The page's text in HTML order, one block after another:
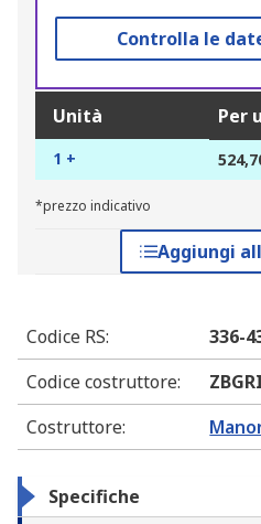
Controlla le
Unità Per
1 +
*prezzo indicativo
Aggiungi
Codice RS:
336-
Codice costruttore:
Costruttore:
Specifiche